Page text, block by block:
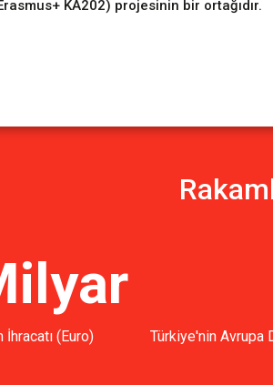
KA202) projesinin bir ortağıdır.
(Euro) Türkiye'nin Avrupa